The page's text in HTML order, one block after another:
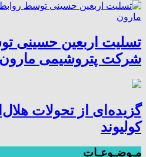
تسلیت اربعین حسینی
شرکت پتروشیمی مارون
گزیده‌ای از تحولات
کولیوند
مـوضـوعـات